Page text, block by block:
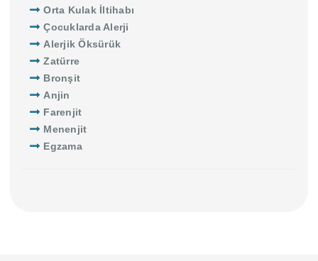
Orta Kulak İltihabı
Çocuklarda Alerji
Alerjik Öksürük
Zatürre
Bronşit
Anjin
Farenjit
Menenjit
Egzama